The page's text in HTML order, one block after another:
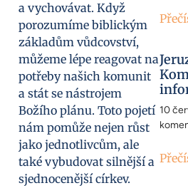
a vychovávat. Když
porozumíme biblickým
základům vůdcovství,
můžeme lépe reagovat na
potřeby našich komunit
a stát se nástrojem
Božího plánu. Toto pojetí
nám pomůže nejen růst
jako jednotlivcům, ale
také vybudovat silnější a
sjednocenější církev.
10